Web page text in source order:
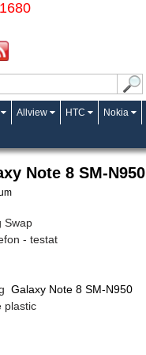
Allview HTC Nokia
Note 8 SM-N950
Swap
- testat
Galaxy Note 8 SM-N950
plastic